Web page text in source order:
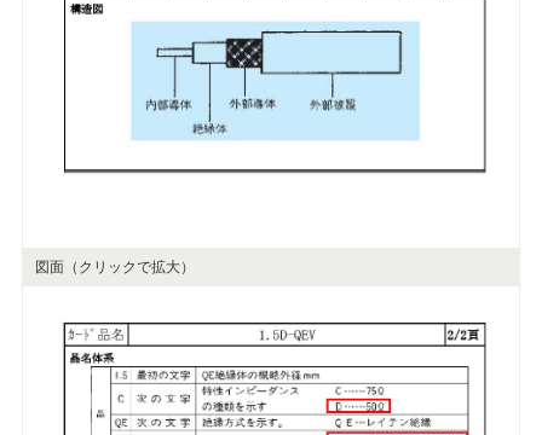
図面（クリックで拡大）